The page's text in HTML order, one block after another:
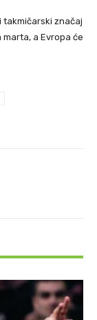
takmičarski značaj
a Evropa će